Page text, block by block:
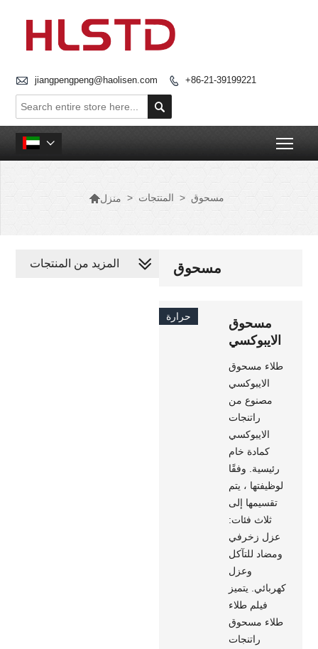
 jiangpengpeng@haolisen.com  +86-21-39199221


منزل > المنتجات > مسحوق
مسحوق
حرارة
مسحوق
الايبوكسي
طلاء مسحوق
الايبوكسي
مصنوع من
راتنجات
الايبوكسي
كمادة خام
رئيسية. وفقًا
لوظيفتها ، يتم
تقسيمها إلى
ثلاث فئات:
عزل زخرفي
ومضاد للتآكل
وعزل
كهربائي. يتميز
فيلم طلاء
طلاء مسحوق
راتنجات
المزيد من المنتجات